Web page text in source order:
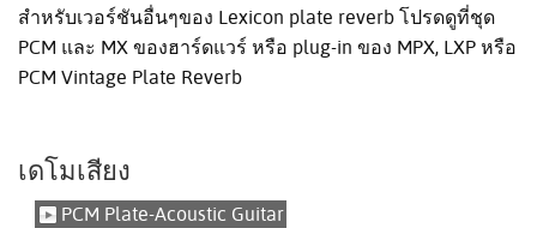
สำหรับเวอร์ชันอื่นๆของ Lexicon plate reverb โปรดดูที่ชุด
PCM และ MX ของฮาร์ดแวร์ หรือ plug-in ของ MPX, LXP หรือ
PCM Vintage Plate Reverb
เดโมเสียง
PCM Plate-Acoustic Guitar